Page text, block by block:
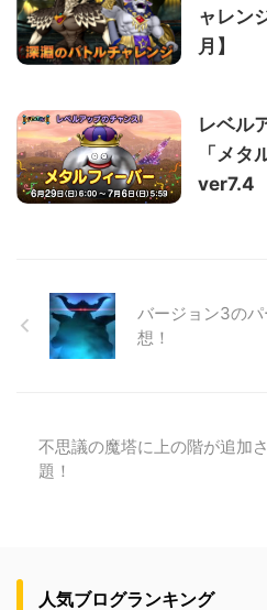
ャレン
月】
レベル
「メタ
ver7.4
バージョン3の
想！
不思議の魔塔に上の階が追加
題！
人気ブログランキング